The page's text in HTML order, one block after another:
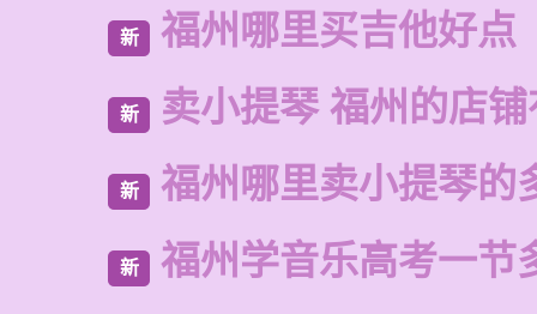
新 福州哪里买吉他好点
新 卖小提琴 福州的店
新 福州哪里卖小提琴的
新 福州学音乐高考一节